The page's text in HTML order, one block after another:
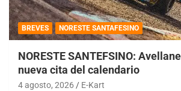
BREVES NORESTE SANTAFESINO
NORESTE SANTEFSINO:
nueva cita del calendario
4 agosto, 2026 E-Kart